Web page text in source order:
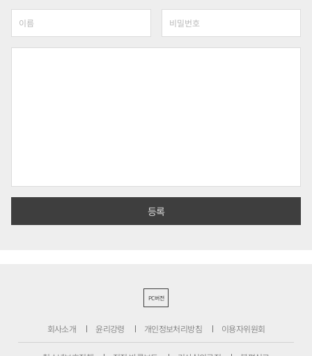
PC버전
회사소개 윤리강령 개인정보처리방침 이용자위원회